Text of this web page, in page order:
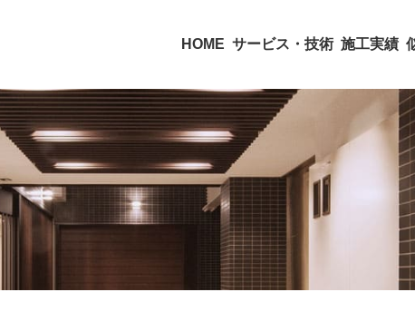
HOME サービス・技術 施工実績